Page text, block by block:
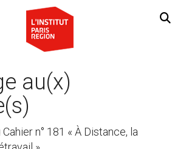
au(x)
n° 181 « À Distance, la